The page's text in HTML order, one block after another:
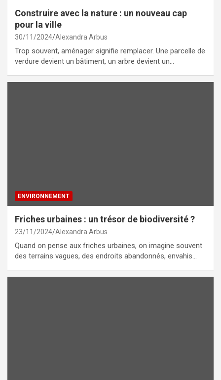
Construire avec la nature : un nouveau cap
pour la ville
30/11/2024 Alexandra Arbus
Trop souvent, aménager signifie remplacer. Une parcelle de
verdure devient un bâtiment, un arbre devient un…
ENVIRONNEMENT
Friches urbaines : un trésor de biodiversité ?
23/11/2024 Alexandra Arbus
Quand on pense aux friches urbaines, on imagine souvent
des terrains vagues, des endroits abandonnés, envahis…